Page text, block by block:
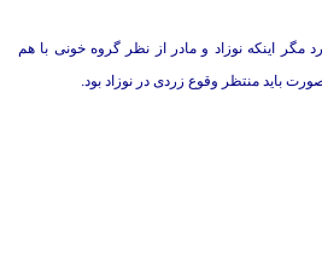
مگر اینكه نوزاد و مادر از نظر گروه خونی با هم
باید منتظر وقوع زردی در نوزاد بود.